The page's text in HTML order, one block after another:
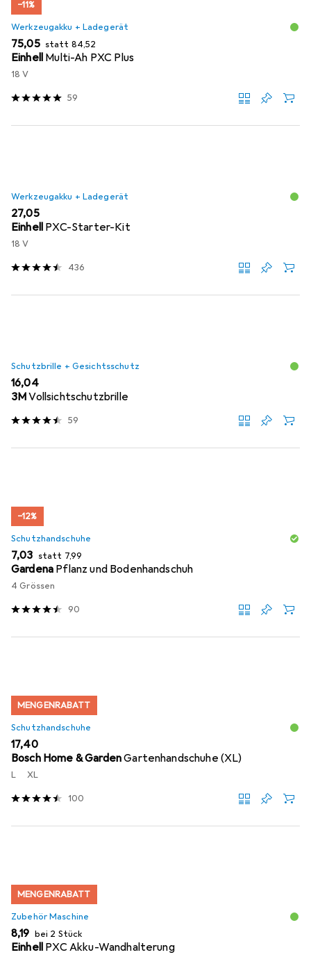
−11%
Werkzeugakku + Ladegerät
EUR
75,05 statt EUR
84,52
Einhell Multi-Ah PXC Plus
18 V
59
Werkzeugakku + Ladegerät
EUR
27,05
Einhell PXC-Starter-Kit
18 V
436
Schutzbrille + Gesichtsschutz
EUR
16,04
3MVollsichtschutzbrille
59
−12%
Schutzhandschuhe
EUR
7,03 statt EUR
7,99
Gardena Pflanz und Bodenhandschuh
4 Grössen
90
MENGENRABATT
Schutzhandschuhe
EUR
17,40
Bosch Home & GardenGartenhandschuhe (XL)
L XL
100
MENGENRABATT
Zubehör Maschine
EUR
8,19 bei 2 Stück
Einhell PXC Akku-Wandhalterung